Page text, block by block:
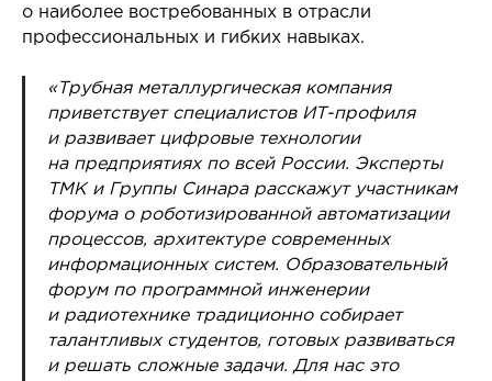
о наиболее востребованных в отрасли
профессиональных и гибких навыках.
«Трубная металлургическая компания
приветствует специалистов ИТ-профиля
и развивает цифровые технологии
на предприятиях по всей России. Эксперты
ТМК и Группы Синара расскажут участникам
форума о роботизированной автоматизации
процессов, архитектуре современных
информационных систем. Образовательный
форум по программной инженерии
и радиотехнике традиционно собирает
талантливых студентов, готовых развиваться
и решать сложные задачи. Для нас это